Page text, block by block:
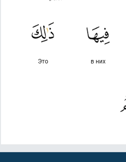
в них
Это